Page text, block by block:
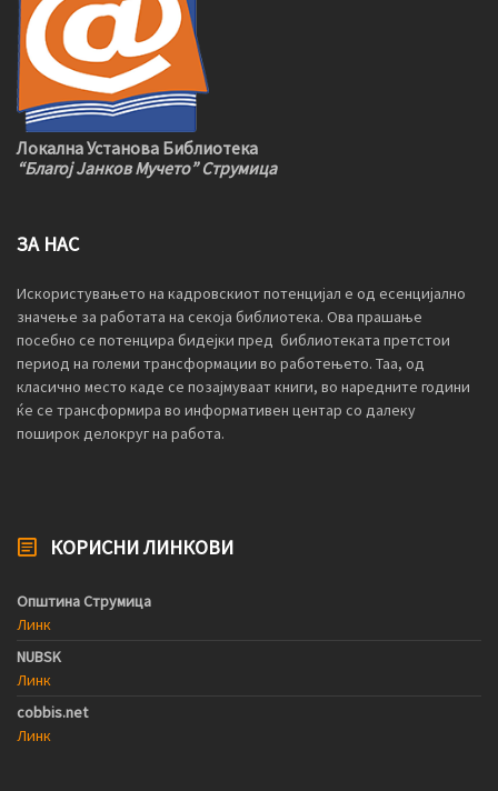
Локална Установа Библиотека
“Благој Јанков Мучето” Струмица
ЗА НАС
Искористувањето на кадровскиот потенцијал е од есенцијално
значење за работата на секоја библиотека. Ова прашање
посебно се потенцира бидејки пред библиотеката претстои
период на големи трансформации во работењето. Таа, од
класично место каде се позајмуваат книги, во наредните години
ќе се трансформира во информативен центар со далеку
поширок делокруг на работа.
КОРИСНИ ЛИНКОВИ
Општина Струмица
Линк
NUBSK
Линк
cobbis.net
Линк